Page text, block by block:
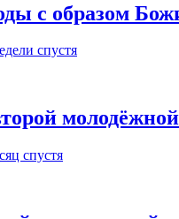
с образом
спустя
спустя